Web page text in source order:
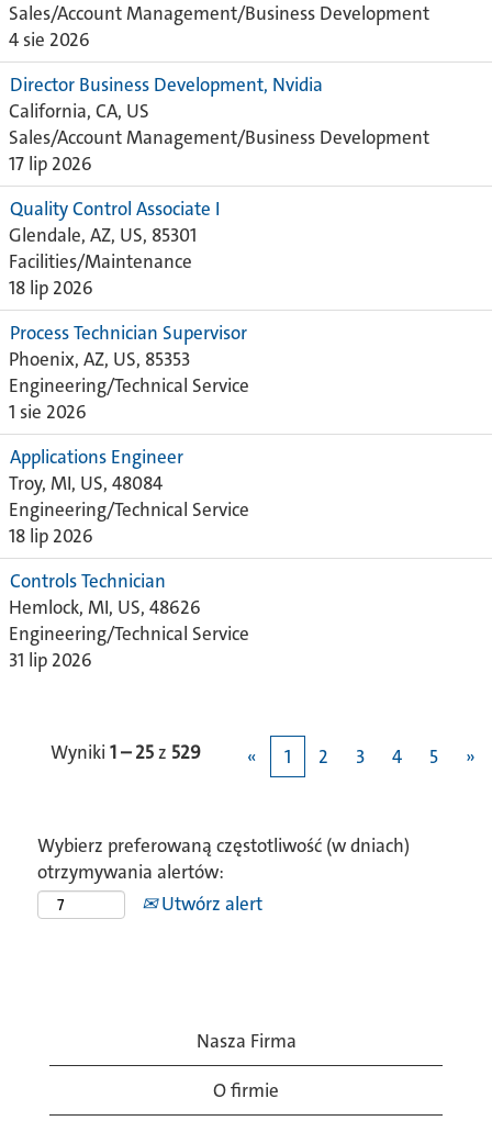
Sales/Account Management/Business Development
4 sie 2026
Director Business Development, Nvidia
California, CA, US
Sales/Account Management/Business Development
17 lip 2026
Quality Control Associate I
Glendale, AZ, US, 85301
Facilities/Maintenance
18 lip 2026
Process Technician Supervisor
Phoenix, AZ, US, 85353
Engineering/Technical Service
1 sie 2026
Applications Engineer
Troy, MI, US, 48084
Engineering/Technical Service
18 lip 2026
Controls Technician
Hemlock, MI, US, 48626
Engineering/Technical Service
31 lip 2026
Wyniki 1 – 25z 529 « 1 2 3 4 5 »
Wybierz preferowaną częstotliwość (w dniach)
otrzymywania alertów:
Utwórz alert
Nasza Firma
O firmie